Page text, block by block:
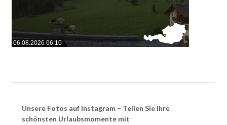
06.08.2026 06:10
Unsere Fotos auf Instagram – Teilen Sie Ihre
schönsten Urlaubsmomente mit